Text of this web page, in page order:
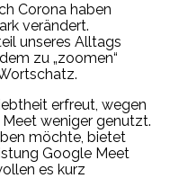
Corona haben
verändert.
unseres Alltags
zu „zoomen“
erfreut, wegen
weniger genutzt.
möchte, bietet
Google Meet
es kurz